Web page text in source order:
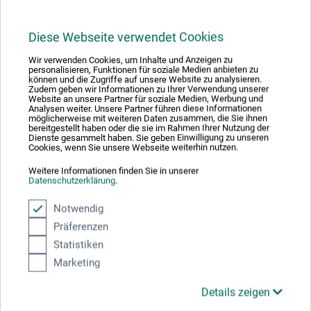
Diese Webseite verwendet Cookies
Wir verwenden Cookies, um Inhalte und Anzeigen zu
personalisieren, Funktionen für soziale Medien anbieten zu
können und die Zugriffe auf unsere Website zu analysieren.
Zudem geben wir Informationen zu Ihrer Verwendung unserer
Website an unsere Partner für soziale Medien, Werbung und
Analysen weiter. Unsere Partner führen diese Informationen
möglicherweise mit weiteren Daten zusammen, die Sie ihnen
bereitgestellt haben oder die sie im Rahmen Ihrer Nutzung der
Dienste gesammelt haben. Sie geben Einwilligung zu unseren
Cookies, wenn Sie unsere Webseite weiterhin nutzen.
Weitere Informationen finden Sie in unserer
Datenschutzerklärung.
Notwendig
Präferenzen
Statistiken
Marketing
Details zeigen
sidet bøttekant, fremstillet i hånden direkte fra bøtten.
Arkene bliver skilt fra hinanden (revet), mens de er våde.
Fremstillet efter 2.000 år gammel tradition. Egner sig til
alle trykteknikker samt til blækstråleprinter, men også
som brevpapir. Format DIN A5, DIN A4 og DIN A3 i pakker
à 100/50/25 ark til en sensationel pris. Ved naturpapir kan
der forekomme lette farveafvigelser.
Producent-kontakt